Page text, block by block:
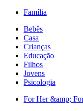
Família
Bebês
Casa
Crianças
Educação
Filhos
Jovens
Psicologia
For Her &amp;